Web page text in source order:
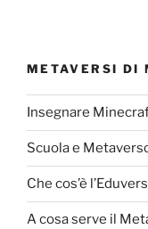
METAVERSI DI
Insegnare
Scuola e
Che cos’è
A cosa serve il